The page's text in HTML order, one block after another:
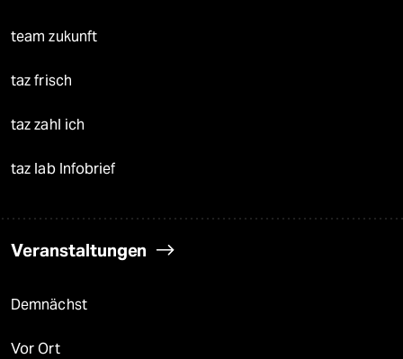
team zukunft
taz frisch
taz zahl ich
taz lab Infobrief
Veranstaltungen
Demnächst
Vor Ort